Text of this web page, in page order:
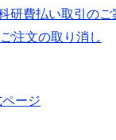
研費払い取引のご
ご注文の取り消し
ージ